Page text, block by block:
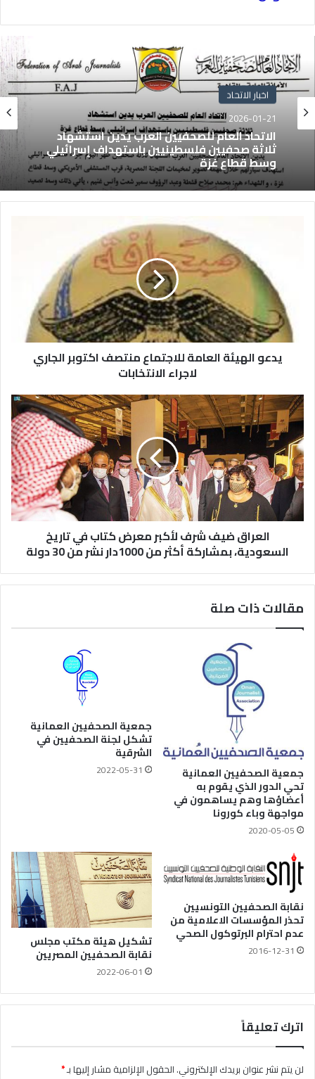
اخبار الاتحاد
2026-01-21
الاتحاد العام للصحفيين العرب يدين استشهاد
ثلاثة صحفيين فلسطينيين باستهداف إسرائيلي
وسط قطاع غزة
يدعو الهيئة العامة للاجتماع منتصف اكتوبر الجاري
لاجراء الانتخابات
العراق ضيف شرف لأكبر معرض كتاب في تاريخ
السعودية، بمشاركة أكثر من 1000دار نشر من 30 دولة
مقالات ذات صلة
جمعية الصحفيين العمانية
تحي الدور الذي يقوم به
أعضاؤها وهم يساهمون في
مواجهة وباء كورونا
2020-05-05
جمعية الصحفيين العمانية
تشكل لجنة الصحفيين في
الشرقية
2022-05-31
نقابة الصحفيين التونسيين
تحذر المؤسسات الاعلامية من
عدم احترام البرتوكول الصحي
2016-12-31 تشكيل هيئة مكتب مجلس
نقابة الصحفيين المصريين
2022-06-01
اترك تعليقاً
لن يتم نشر عنوان بريدك الإلكتروني.الحقول الإلزامية مشار إليها بـ*